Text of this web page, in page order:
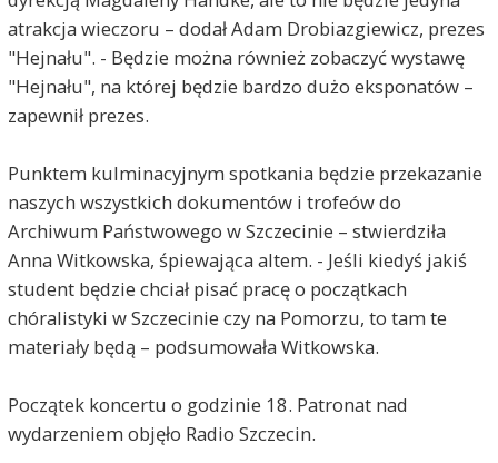
atrakcja wieczoru – dodał Adam Drobiazgiewicz, prezes
"Hejnału". - Będzie można również zobaczyć wystawę
"Hejnału", na której będzie bardzo dużo eksponatów –
zapewnił prezes.
Punktem kulminacyjnym spotkania będzie przekazanie
naszych wszystkich dokumentów i trofeów do
Archiwum Państwowego w Szczecinie – stwierdziła
Anna Witkowska, śpiewająca altem. - Jeśli kiedyś jakiś
student będzie chciał pisać pracę o początkach
chóralistyki w Szczecinie czy na Pomorzu, to tam te
materiały będą – podsumowała Witkowska.
Początek koncertu o godzinie 18. Patronat nad
wydarzeniem objęło Radio Szczecin.